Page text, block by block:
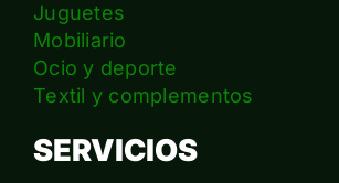
Juguetes
Mobiliario
Ocio y deporte
Textil y complementos
SERVICIOS